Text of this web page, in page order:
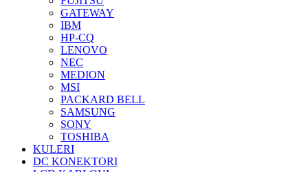
GATEWAY
IBM
HP-CQ
LENOVO
NEC
MEDION
MSI
PACKARD BELL
SAMSUNG
SONY
TOSHIBA
KULERI
DC KONEKTORI